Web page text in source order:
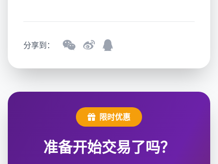
分享到：
限时优惠
准备开始交易了吗？